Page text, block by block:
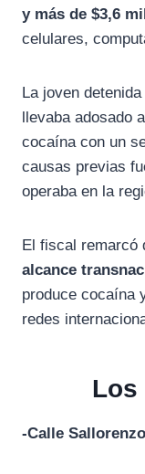
y más de $3,6
celulares,
La joven
llevaba adosado
cocaína con un
causas previas
operaba en la
El fiscal remarcó
alcance
produce cocaína
redes
Los
-Calle